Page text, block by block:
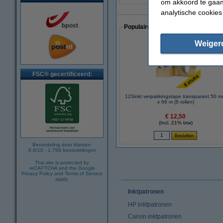
FSC® gecertificeerd:
Beoordeling door klanten:
8.8/10 - 1.799 beoordelingen
This site is protected by
reCAPTCHA and the Google
Privacy Policy and Terms of Service
apply.
Populaire artikelen van klanten die
123inkt verpakkingstape transparant 50
x 66 m (6 rollen)
€ 12,50
(Incl. 21% btw)
Inktpatronen
HP inktpatronen
Canon inktpatronen
analytische